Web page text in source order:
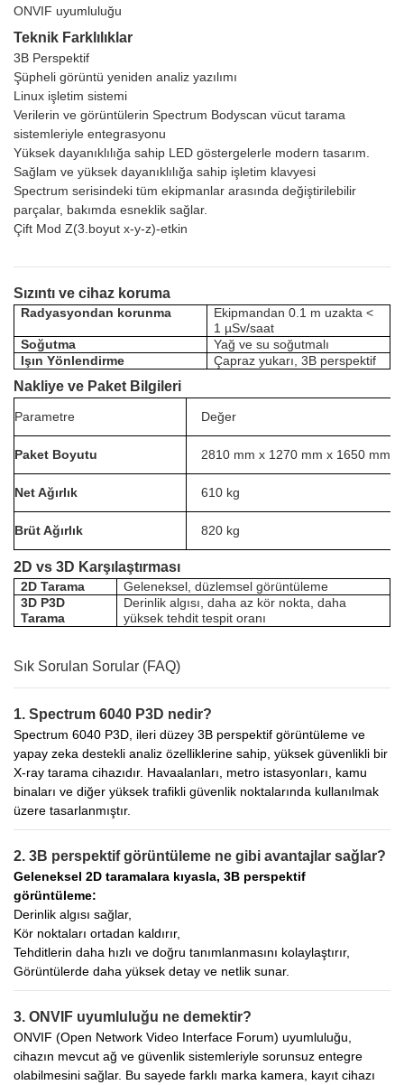
ONVIF uyumluluğu
Teknik Farklılıklar
3B Perspektif
Şüpheli görüntü yeniden analiz yazılımı
Linux işletim sistemi
Verilerin ve görüntülerin Spectrum Bodyscan vücut tarama
sistemleriyle entegrasyonu
Yüksek dayanıklılığa sahip LED göstergelerle modern tasarım.
Sağlam ve yüksek dayanıklılığa sahip işletim klavyesi
Spectrum serisindeki tüm ekipmanlar arasında değiştirilebilir
parçalar, bakımda esneklik sağlar.
Çift Mod Z(3.boyut x-y-z)-etkin
Sızıntı ve cihaz koruma
Radyasyondan korunma
Ekipmandan 0.1 m uzakta <
1 µSv/saat
Soğutma
Yağ ve su soğutmalı
Işın Yönlendirme
Çapraz yukarı, 3B perspektif
Nakliye ve Paket Bilgileri
Parametre Değer
Paket Boyutu 2810 mm x 1270 mm x 1650 mm
Net Ağırlık 610 kg
Brüt Ağırlık 820 kg
2D vs 3D Karşılaştırması
2D Tarama
Geleneksel, düzlemsel görüntüleme
3D P3D
Tarama
Derinlik algısı, daha az kör nokta, daha
yüksek tehdit tespit oranı
Sık Sorulan Sorular (FAQ)
1. Spectrum 6040 P3D nedir?
Spectrum 6040 P3D, ileri düzey 3B perspektif görüntüleme ve
yapay zeka destekli analiz özelliklerine sahip, yüksek güvenlikli bir
X-ray tarama cihazıdır. Havaalanları, metro istasyonları, kamu
binaları ve diğer yüksek trafikli güvenlik noktalarında kullanılmak
üzere tasarlanmıştır.
2. 3B perspektif görüntüleme ne gibi avantajlar sağlar?
Geleneksel 2D taramalara kıyasla, 3B perspektif
görüntüleme:
Derinlik algısı sağlar,
Kör noktaları ortadan kaldırır,
Tehditlerin daha hızlı ve doğru tanımlanmasını kolaylaştırır,
Görüntülerde daha yüksek detay ve netlik sunar.
3. ONVIF uyumluluğu ne demektir?
ONVIF (Open Network Video Interface Forum) uyumluluğu,
cihazın mevcut ağ ve güvenlik sistemleriyle sorunsuz entegre
olabilmesini sağlar. Bu sayede farklı marka kamera, kayıt cihazı